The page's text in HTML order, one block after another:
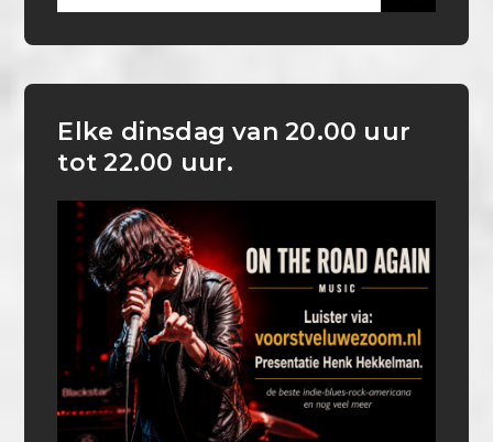
Elke dinsdag van 20.00 uur
tot 22.00 uur.